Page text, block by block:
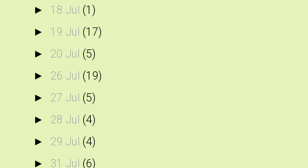
► 18 Jul (1)
► 19 Jul (17)
► 20 Jul (5)
► 26 Jul (19)
► 27 Jul (5)
► 28 Jul (4)
► 29 Jul (4)
► 31 Jul (6)